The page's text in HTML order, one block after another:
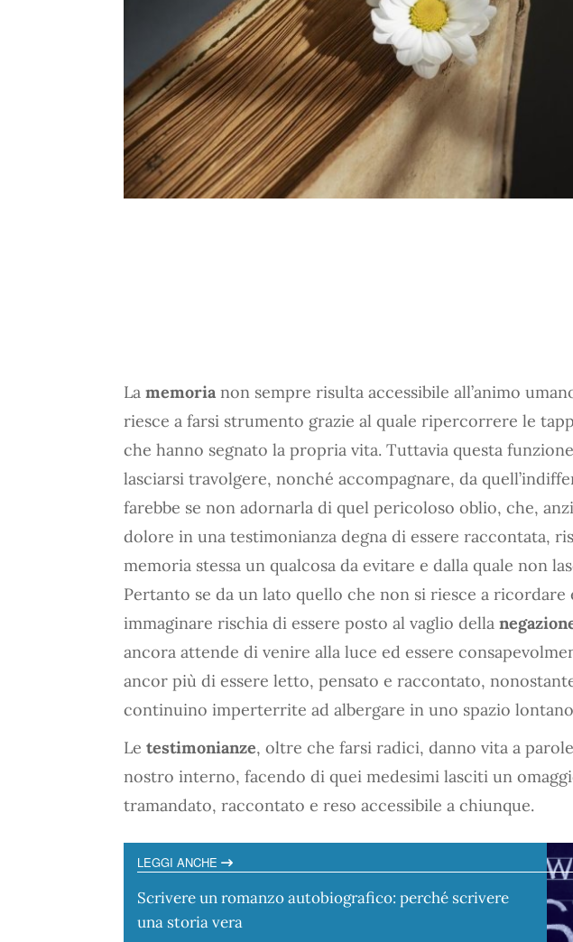
La memoria non sempre risulta accessibile all’animo
riesce a farsi strumento grazie al quale ripercorrere le
che hanno segnato la propria vita. Tuttavia questa
lasciarsi travolgere, nonché accompagnare, da
farebbe se non adornarla di quel pericoloso oblio, che,
dolore in una testimonianza degna di essere raccontata,
memoria stessa un qualcosa da evitare e dalla quale non
Pertanto se da un lato quello che non si riesce a ricordare
immaginare rischia di essere posto al vaglio della
ancora attende di venire alla luce ed essere
ancor più di essere letto, pensato e raccontato,
continuino imperterrite ad albergare in uno spazio
Le testimonianze, oltre che farsi radici, danno vita a
nostro interno, facendo di quei medesimi lasciti un
tramandato, raccontato e reso accessibile a chiunque.
LEGGI ANCHE
Scrivere un romanzo autobiografico: perché scrivere
una storia vera